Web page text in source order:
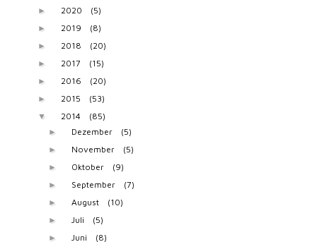
► 2020 (5)
► 2019 (8)
► 2018 (20)
► 2017 (15)
► 2016 (20)
► 2015 (53)
▼ 2014 (85)
► Dezember (5)
► November (5)
► Oktober (9)
► September (7)
► August (10)
► Juli (5)
► Juni (8)